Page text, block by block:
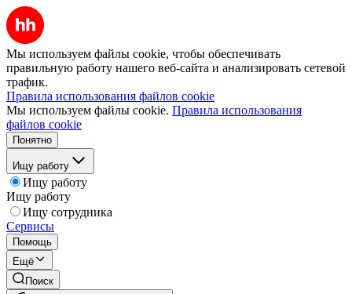
Мы используем файлы cookie, чтобы обеспечивать
правильную работу нашего веб-сайта и анализировать сетевой
трафик.
Правила использования файлов cookie
Мы используем файлы cookie. Правила использования
файлов cookie
Понятно
Ищу работу
Ищу работу
Ищу работу
Ищу сотрудника
Сервисы
Помощь
Ещё
Поиск